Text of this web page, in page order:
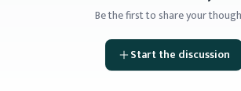
Be the first to share your
Start the discussion